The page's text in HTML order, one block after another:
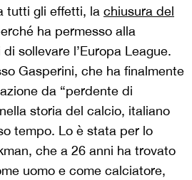
tutti gli effetti, la chiusura del
ha permesso alla
sollevare l’Europa League.
Gasperini, che ha finalmente
da “perdente di
storia del calcio, italiano
tempo. Lo è stata per lo
che a 26 anni ha trovato
uomo e come calciatore,